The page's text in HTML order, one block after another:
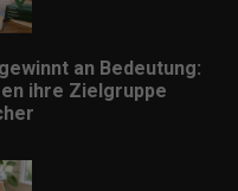
an Bedeutung:
ihre Zielgruppe